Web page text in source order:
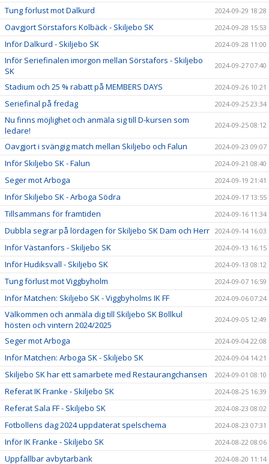
Tung förlust mot Dalkurd 2024-09-29 18:28
Oavgjort Sörstafors Kolbäck - Skiljebo SK 2024-09-28 15:53
Inför Dalkurd - Skiljebo SK 2024-09-28 11:00
Inför Seriefinalen imorgon mellan Sörstafors - Skiljebo
SK
2024-09-27 07:40
Stadium och 25 % rabatt på MEMBERS DAYS 2024-09-26 10:21
Seriefinal på fredag 2024-09-25 23:34
Nu finns möjlighet och anmäla sig till D-kursen som
ledare!
2024-09-25 08:12
Oavgjort i svängig match mellan Skiljebo och Falun 2024-09-23 09:07
Inför Skiljebo SK - Falun 2024-09-21 08:40
Seger mot Arboga 2024-09-19 21:41
Inför Skiljebo SK - Arboga Södra 2024-09-17 13:55
Tillsammans för framtiden 2024-09-16 11:34
Dubbla segrar på lördagen för Skiljebo SK Dam och Herr 2024-09-14 16:03
Inför Västanfors - Skiljebo SK 2024-09-13 16:15
Inför Hudiksvall - Skiljebo SK 2024-09-13 08:12
Tung förlust mot Viggbyholm 2024-09-07 16:59
Inför Matchen: Skiljebo SK - Viggbyholms IK FF 2024-09-06 07:24
Välkommen och anmäla dig till Skiljebo SK Bollkul
hösten och vintern 2024/2025
2024-09-05 12:49
Seger mot Arboga 2024-09-04 22:08
Inför Matchen: Arboga SK - Skiljebo SK 2024-09-04 14:21
Skiljebo SK har ett samarbete med Restaurangchansen 2024-09-01 08:10
Referat IK Franke - Skiljebo SK 2024-08-25 16:39
Referat Sala FF - Skiljebo SK 2024-08-23 08:02
Fotbollens dag 2024 uppdaterat spelschema 2024-08-23 07:31
Inför IK Franke - Skiljebo SK 2024-08-22 08:06
Uppfällbar avbytarbänk 2024-08-20 11:14